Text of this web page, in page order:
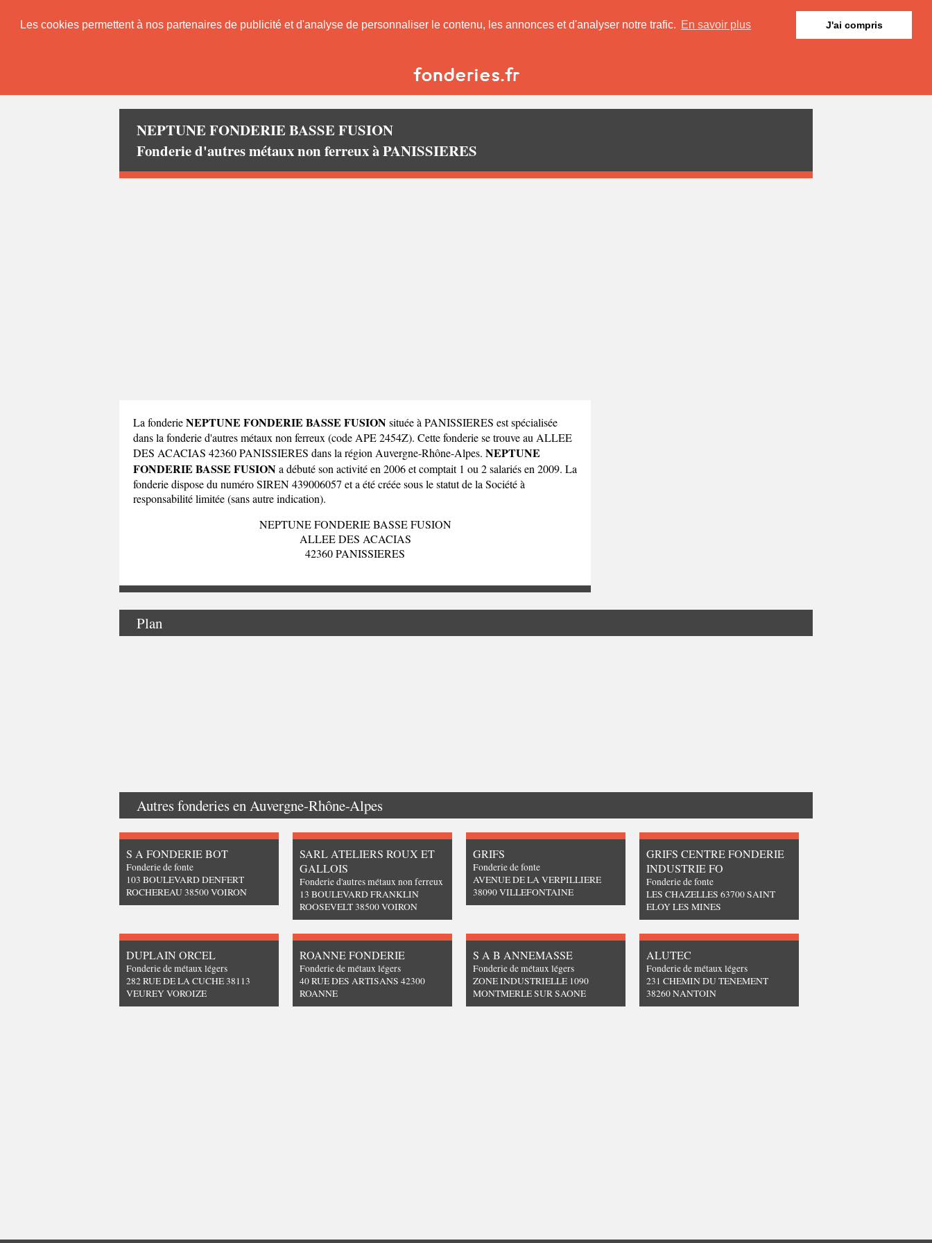
Les cookies permettent à nos partenaires de publicité et d'analyse de personnaliser le contenu, les annonces et d'analyser notre trafic. En savoir plus J'ai compris
NEPTUNE FONDERIE BASSE FUSION
Fonderie d'autres métaux non ferreux à PANISSIERES
La fonderieNEPTUNE FONDERIE BASSE FUSIONsituée à PANISSIERES est spécialisée
dans la fonderie d'autres métaux non ferreux (code APE 2454Z). Cette fonderie se trouve au ALLEE
DES ACACIAS 42360 PANISSIERES dans la région Auvergne-Rhône-Alpes. NEPTUNE
FONDERIE BASSE FUSIONa débuté son activité en 2006 et comptait 1 ou 2 salariés en 2009. La
fonderie dispose du numéro SIREN 439006057 et a été créée sous le statut de la Société à
responsabilité limitée (sans autre indication).
NEPTUNE FONDERIE BASSE FUSION
ALLEE DES ACACIAS
42360 PANISSIERES
Plan
Autres fonderies en Auvergne-Rhône-Alpes
S A FONDERIE BOT
Fonderie de fonte
103 BOULEVARD DENFERT
ROCHEREAU 38500 VOIRON
SARL ATELIERS ROUX ET
GALLOIS
Fonderie d'autres métaux non ferreux
13 BOULEVARD FRANKLIN
ROOSEVELT 38500 VOIRON
GRIFS
Fonderie de fonte
AVENUE DE LA VERPILLIERE
38090 VILLEFONTAINE
GRIFS CENTRE FONDERIE
INDUSTRIE FO
Fonderie de fonte
LES CHAZELLES 63700 SAINT
ELOY LES MINES
DUPLAIN ORCEL
Fonderie de métaux légers
282 RUE DE LA CUCHE 38113
VEUREY VOROIZE
ROANNE FONDERIE
Fonderie de métaux légers
40 RUE DES ARTISANS 42300
ROANNE
S A B ANNEMASSE
Fonderie de métaux légers
ZONE INDUSTRIELLE 1090
MONTMERLE SUR SAONE
ALUTEC
Fonderie de métaux légers
231 CHEMIN DU TENEMENT
38260 NANTOIN